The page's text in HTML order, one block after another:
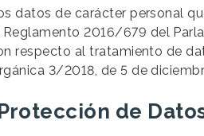
datos de carácter personal
Reglamento 2016/679 del
respecto al tratamiento de
3/2018, de 5 de
de